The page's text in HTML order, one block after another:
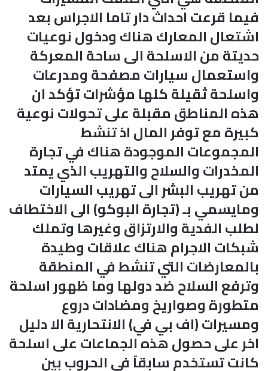
فيما قرعت احداث دار تاما الاجراس بعد
اشتعال المعارك هناك ودخول نوعيات
حديتة من الاسلحة الى ساحة المعركة
واستعمال سيارات مصفحة ومدرعات
واسلحة ثقيلة كلها مؤشرات تؤكد ان
هذه المناطق مقبلة على تحولات نوعية
كبيرة مع توفر المال اذ تنشط
المجموعات الموجودة هناك في تجارة
المخدرات والسلاح والتهريب الذي يمتد
من تهريب البشر الى تهريب السيارات
ومايسمي بـ (تجارة البوكو) الى الاختطاف
لطلب الفدية والارتزاق وغيرها وتملك
شبكات الاجرام هناك علاقات وطيدة
بالمعارضات التي تنشط في المنطقة
وترفع السلاح ضد دولها وما ظهور اسلحة
متطورة وصواريخ ومضادات دروع
ومسيرات (اف بي في) الانتحارية الا دليل
اخر على حصول هذه الجماعات على اسلحة
كانت تستخدم سابقاً في الحروب بين